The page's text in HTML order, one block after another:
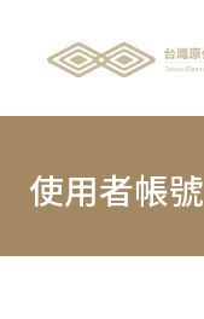
使用者帳號